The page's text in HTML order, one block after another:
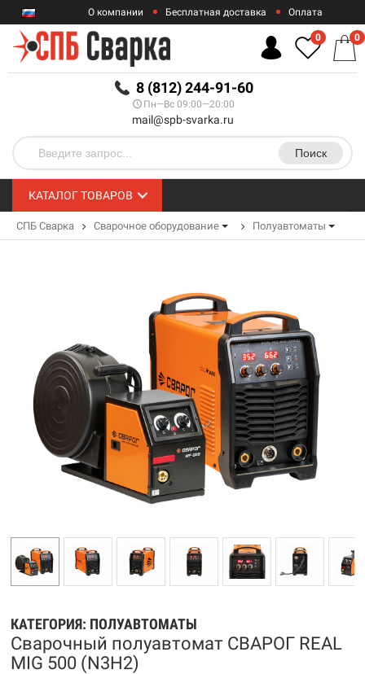
RUB
О компании Бесплатная доставка Оплата
Гарантии
8 (812) 244-91-60
Пн—Вс 09:00—20:00
mail@spb-svarka.ru
Поиск
0 0
КАТАЛОГ ТОВАРОВ
СПБ Сварка Сварочное оборудование Полуавтоматы
КАТЕГОРИЯ: ПОЛУАВТОМАТЫ
Сварочный полуавтомат СВАРОГ REAL
MIG 500 (N3H2)